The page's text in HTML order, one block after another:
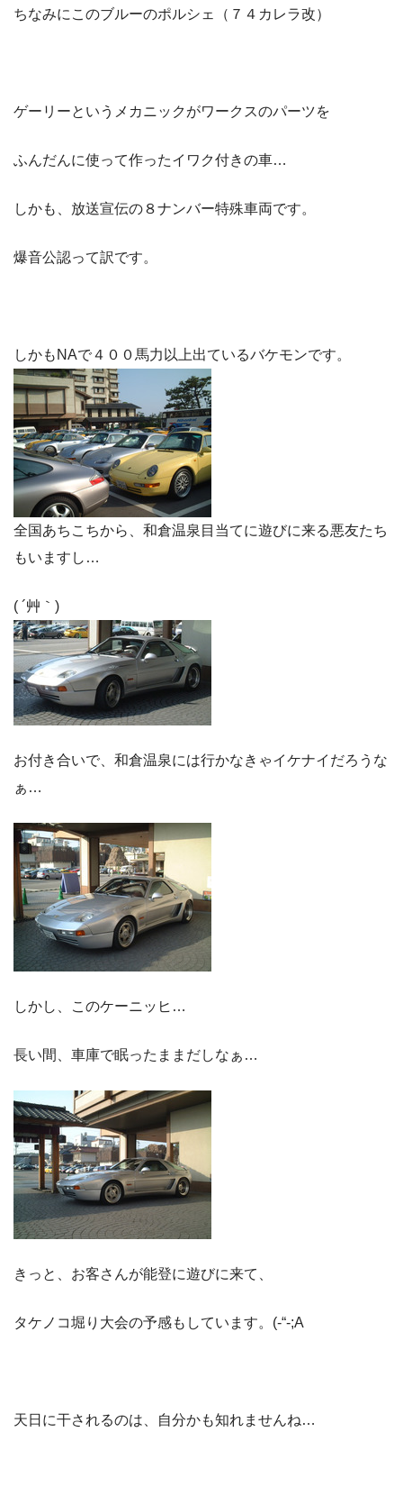
ちなみにこのブルーのポルシェ（７４カレラ改）
ゲーリーというメカニックがワークスのパーツを
ふんだんに使って作ったイワク付きの車…
しかも、放送宣伝の８ナンバー特殊車両です。
爆音公認って訳です。
しかもNAで４００馬力以上出ているバケモンです。
全国あちこちから、和倉温泉目当てに遊びに来る悪友たち
もいますし…
( ´艸｀)
お付き合いで、和倉温泉には行かなきゃイケナイだろうな
ぁ…
しかし、このケーニッヒ…
長い間、 車庫で眠ったままだしなぁ…
きっと、お客さんが能登に遊びに来て、
タケノコ堀り大会の予感もしています。(-“-;A
天日に干されるのは、自分かも知れませんね…